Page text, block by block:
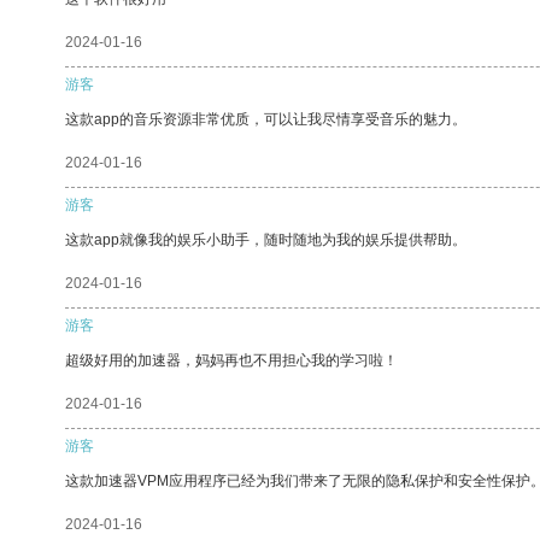
2024-01-16
游客
这款app的音乐资源非常优质，可以让我尽情享受音乐的魅力。
2024-01-16
游客
这款app就像我的娱乐小助手，随时随地为我的娱乐提供帮助。
2024-01-16
游客
超级好用的加速器，妈妈再也不用担心我的学习啦！
2024-01-16
游客
这款加速器VPM应用程序已经为我们带来了无限的隐私保护和安全性保护
2024-01-16